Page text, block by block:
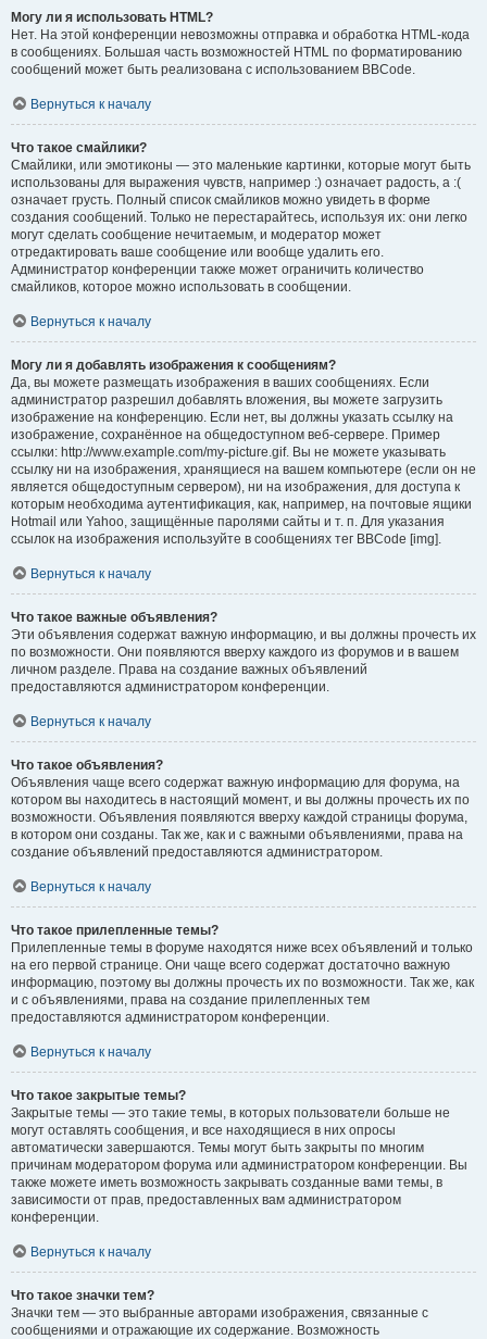
Могу ли я использовать HTML?
Нет. На этой конференции невозможны отправка и обработка HTML-кода
в сообщениях. Большая часть возможностей HTML по форматированию
сообщений может быть реализована с использованием BBCode.
Вернуться к началу
Что такое смайлики?
Смайлики, или эмотиконы — это маленькие картинки, которые могут быть
использованы для выражения чувств, например :) означает радость, а :(
означает грусть. Полный список смайликов можно увидеть в форме
создания сообщений. Только не перестарайтесь, используя их: они легко
могут сделать сообщение нечитаемым, и модератор может
отредактировать ваше сообщение или вообще удалить его.
Администратор конференции также может ограничить количество
смайликов, которое можно использовать в сообщении.
Вернуться к началу
Могу ли я добавлять изображения к сообщениям?
Да, вы можете размещать изображения в ваших сообщениях. Если
администратор разрешил добавлять вложения, вы можете загрузить
изображение на конференцию. Если нет, вы должны указать ссылку на
изображение, сохранённое на общедоступном веб-сервере. Пример
ссылки: http://www.example.com/my-picture.gif. Вы не можете указывать
ссылку ни на изображения, хранящиеся на вашем компьютере (если он не
является общедоступным сервером), ни на изображения, для доступа к
которым необходима аутентификация, как, например, на почтовые ящики
Hotmail или Yahoo, защищённые паролями сайты и т. п. Для указания
ссылок на изображения используйте в сообщениях тег BBCode [img].
Вернуться к началу
Что такое важные объявления?
Эти объявления содержат важную информацию, и вы должны прочесть их
по возможности. Они появляются вверху каждого из форумов и в вашем
личном разделе. Права на создание важных объявлений
предоставляются администратором конференции.
Вернуться к началу
Что такое объявления?
Объявления чаще всего содержат важную информацию для форума, на
котором вы находитесь в настоящий момент, и вы должны прочесть их по
возможности. Объявления появляются вверху каждой страницы форума,
в котором они созданы. Так же, как и с важными объявлениями, права на
создание объявлений предоставляются администратором.
Вернуться к началу
Что такое прилепленные темы?
Прилепленные темы в форуме находятся ниже всех объявлений и только
на его первой странице. Они чаще всего содержат достаточно важную
информацию, поэтому вы должны прочесть их по возможности. Так же, как
и с объявлениями, права на создание прилепленных тем
предоставляются администратором конференции.
Вернуться к началу
Что такое закрытые темы?
Закрытые темы — это такие темы, в которых пользователи больше не
могут оставлять сообщения, и все находящиеся в них опросы
автоматически завершаются. Темы могут быть закрыты по многим
причинам модератором форума или администратором конференции. Вы
также можете иметь возможность закрывать созданные вами темы, в
зависимости от прав, предоставленных вам администратором
конференции.
Вернуться к началу
Что такое значки тем?
Значки тем — это выбранные авторами изображения, связанные с
сообщениями и отражающие их содержание. Возможность